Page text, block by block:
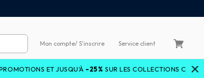
Mon compte/ S'inscrire Service client
ET JUSQU'À-25%SUR LES COLLECTIONS COURANTES